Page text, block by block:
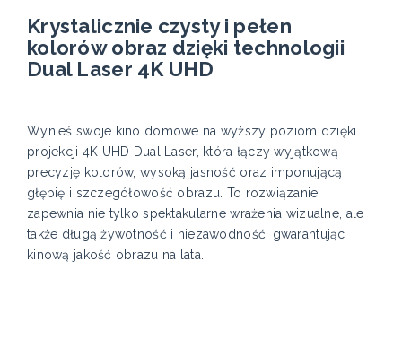
Krystalicznie czysty i pełen
kolorów obraz dzięki technologii
Dual Laser 4K UHD
Wynieś swoje kino domowe na wyższy poziom dzięki
projekcji 4K UHD Dual Laser, która łączy wyjątkową
precyzję kolorów, wysoką jasność oraz imponującą
głębię i szczegółowość obrazu. To rozwiązanie
zapewnia nie tylko spektakularne wrażenia wizualne, ale
także długą żywotność i niezawodność, gwarantując
kinową jakość obrazu na lata.